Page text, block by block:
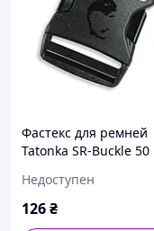
Фастекс для ремней
Tatonka SR-Buckle 50
Фастекс для ремней
Tatonka SR-Buckle 50
Недоступен
126₴